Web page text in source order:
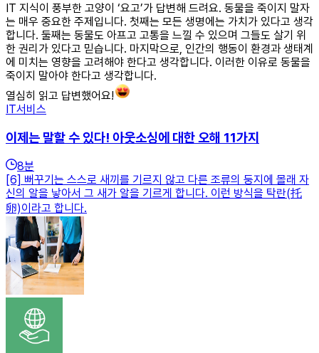
IT 지식이 풍부한 고양이 ‘요고’가 답변해 드려요. 동물을 죽이지 말자
는 매우 중요한 주제입니다. 첫째는 모든 생명에는 가치가 있다고 생각
합니다. 둘째는 동물도 아프고 고통을 느낄 수 있으며 그들도 살기 위
한 권리가 있다고 믿습니다. 마지막으로, 인간의 행동이 환경과 생태계
에 미치는 영향을 고려해야 한다고 생각합니다. 이러한 이유로 동물을
죽이지 말아야 한다고 생각합니다.
열심히 읽고 답변했어요!
IT서비스
이제는 말할 수 있다! 아웃소싱에 대한 오해 11가지
8분
[6] 뻐꾸기는 스스로 새끼를 기르지 않고 다른 조류의 둥지에 몰래 자
신의 알을 낳아서 그 새가 알을 기르게 합니다. 이런 방식을 탁란(托
卵)이라고 합니다.